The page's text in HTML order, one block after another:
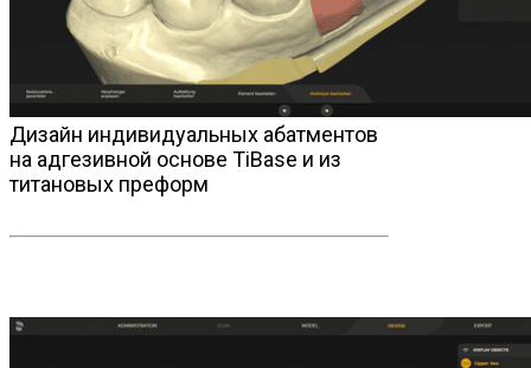
Дизайн индивидуальных абатментов
на адгезивной основе TiBase и из
титановых преформ